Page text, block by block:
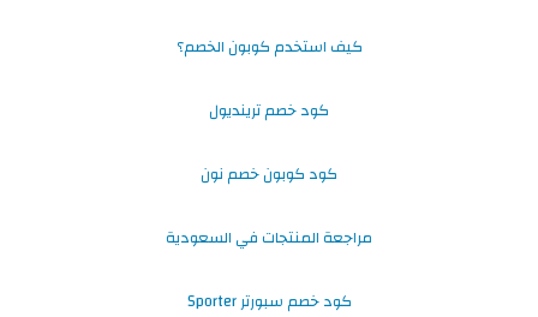
كيف استخدم كوبون الخصم؟
كود خصم ترينديول
كود كوبون خصم نون
مراجعة المنتجات في السعودية
كود خصم سبورتر Sporter